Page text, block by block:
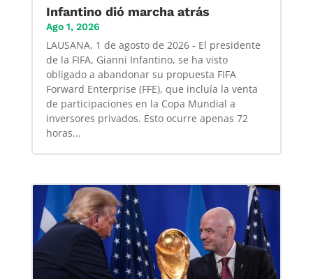
Infantino dió marcha atrás
Ago 1, 2026
LAUSANA, 1 de agosto de 2026 - El presidente
de la FIFA, Gianni Infantino, se ha visto
obligado a abandonar su propuesta FIFA
Forward Enterprise (FFE), que incluía la venta
de participaciones en la Copa Mundial a
inversores privados. Esto ocurre apenas 72
horas...